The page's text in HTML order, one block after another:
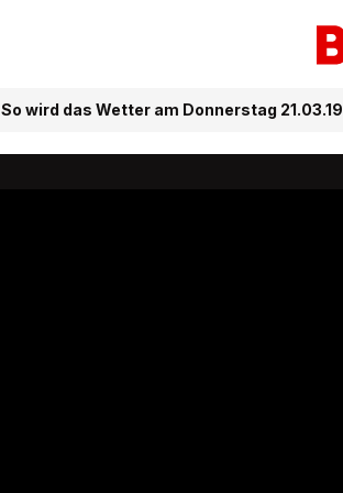
So wird das Wetter am Donnerstag 21.03.19